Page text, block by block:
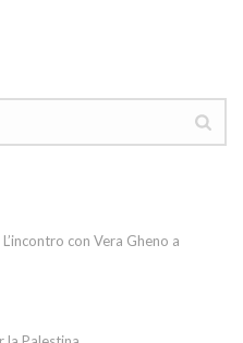
con Vera Gheno a